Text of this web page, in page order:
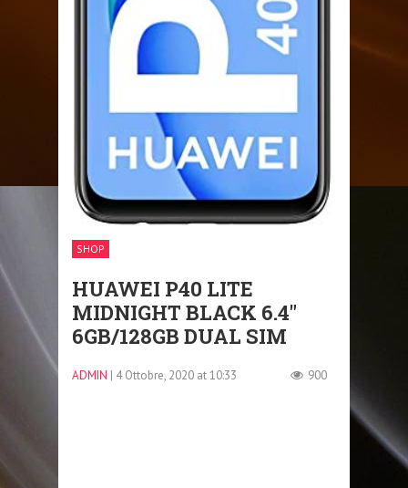
SHOP
HUAWEI P40 LITE
MIDNIGHT BLACK 6.4″
6GB/128GB DUAL SIM
ADMIN | 4 Ottobre, 2020 at 10:33 900